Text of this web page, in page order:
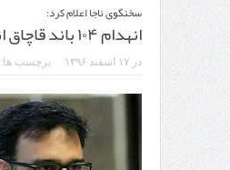
سخنگوی ناجا اعلام کرد:
انهدام ۱۰۴ باند قاچاق انسان در کشور
در۱۷ اسفند ۱۳۹۶ برچسب ها: